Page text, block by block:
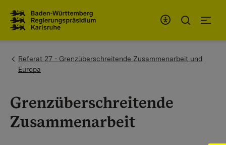
You are here:
Referat 27 - Grenzüberschreitende Zusammenarbeit und
Europa
Grenzüberschreitende
Zusammenarbeit